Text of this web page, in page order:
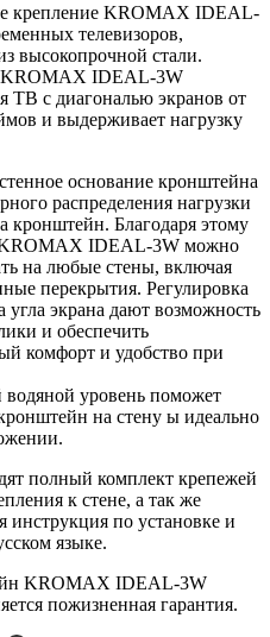
крепление KROMAX IDEAL-
телевизоров,
высокопрочной стали.
IDEAL-3W
ТВ с диагональю экранов от
и выдерживает нагрузку
основание кронштейна
распределения нагрузки
кронштейн. Благодаря этому
IDEAL-3W можно
на любые стены, включая
перекрытия. Регулировка
угла экрана дают возможность
и обеспечить
комфорт и удобство при
уровень поможет
на стену ы идеально
полный комплект крепежей
к стене, а так же
инструкция по установке и
языке.
KROMAX IDEAL-3W
пожизненная гарантия.